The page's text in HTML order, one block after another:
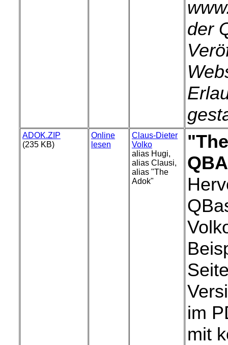
der
ADOK.ZIP
(235 KB)
Online
lesen
Claus-Dieter
Volko
alias Hugi,
alias Clausi,
alias "The
Adok"
im
mit